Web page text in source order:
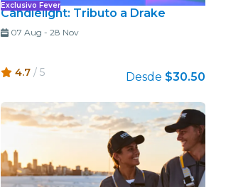
Exclusivo Fever
Candlelight: Tributo a Drake
07 Aug - 28 Nov
4.7 / 5 Desde $30.50